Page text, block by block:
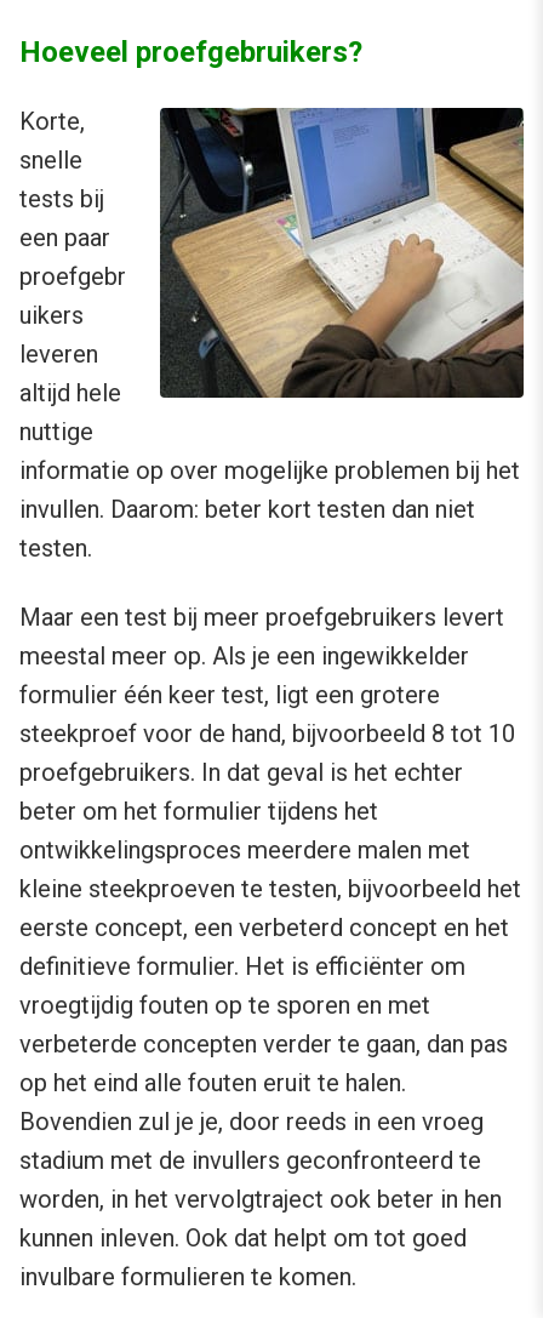
Hoeveel proefgebruikers?
Korte,
snelle
tests bij
een paar
proefgebr
uikers
leveren
altijd hele
nuttige
informatie op over mogelijke problemen bij het
invullen. Daarom: beter kort testen dan niet
testen.
Maar een test bij meer proefgebruikers levert
meestal meer op. Als je een ingewikkelder
formulier één keer test, ligt een grotere
steekproef voor de hand, bijvoorbeeld 8 tot 10
proefgebruikers. In dat geval is het echter
beter om het formulier tijdens het
ontwikkelingsproces meerdere malen met
kleine steekproeven te testen, bijvoorbeeld het
eerste concept, een verbeterd concept en het
definitieve formulier. Het is efficiënter om
vroegtijdig fouten op te sporen en met
verbeterde concepten verder te gaan, dan pas
op het eind alle fouten eruit te halen.
Bovendien zul je je, door reeds in een vroeg
stadium met de invullers geconfronteerd te
worden, in het vervolgtraject ook beter in hen
kunnen inleven. Ook dat helpt om tot goed
invulbare formulieren te komen.